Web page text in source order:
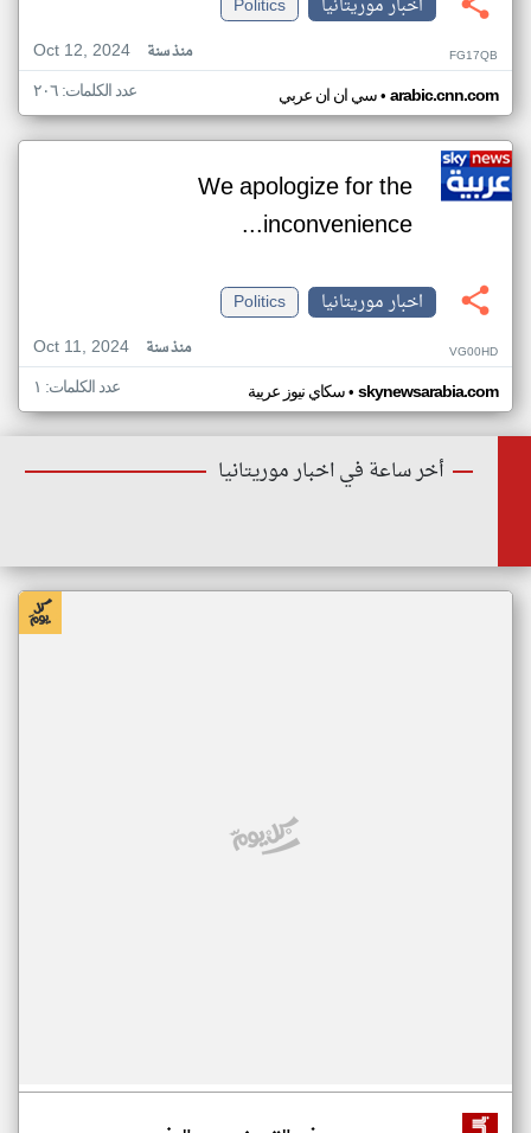
اخبار موريتانيا
Politics
Oct 12, 2024
منذ سنة FG17QB
سي ان ان عربي• arabic.cnn.com عدد الكلمات: ٢٠٦
We apologize for the
inconvenience...
اخبار موريتانيا
Politics
Oct 11, 2024
منذ سنة VG00HD
سكاي نيوز عربية• skynewsarabia.com عدد الكلمات: ١
أخر ساعة في اخبار موريتانيا